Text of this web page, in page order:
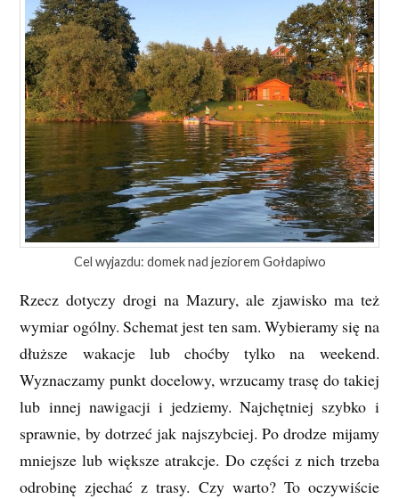
Cel wyjazdu: domek nad jeziorem Gołdapiwo
Rzecz dotyczy drogi na Mazury, ale zjawisko ma też
wymiar ogólny. Schemat jest ten sam. Wybieramy się na
dłuższe wakacje lub choćby tylko na weekend.
Wyznaczamy punkt docelowy, wrzucamy trasę do takiej
lub innej nawigacji i jedziemy. Najchętniej szybko i
sprawnie, by dotrzeć jak najszybciej. Po drodze mijamy
mniejsze lub większe atrakcje. Do części z nich trzeba
odrobinę zjechać z trasy. Czy warto? To oczywiście